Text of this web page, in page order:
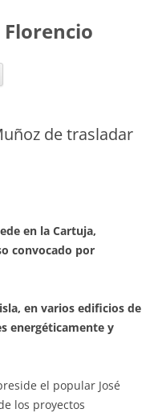
Florencio
de trasladar
en la Cartuja,
convocado por
en varios edificios de
energéticamente y
el popular José
los proyectos